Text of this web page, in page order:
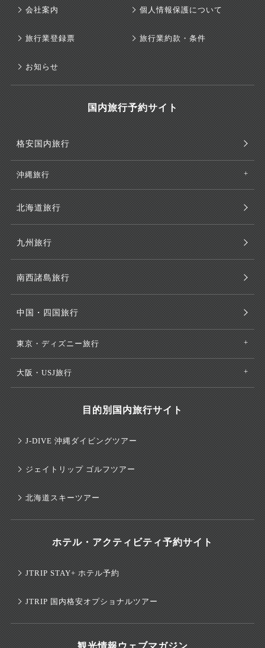
会社案内 個人情報保護について
旅行業登録票 旅行業約款・条件
お知らせ
国内旅行予約サイト
格安国内旅行
沖縄旅行
北海道旅行
九州旅行
南西諸島旅行
中国・四国旅行
東京・ディズニー旅行
大阪・USJ旅行
目的別国内旅行サイト
J-DIVE 沖縄ダイビングツアー
ジェイトリップ ゴルフツアー
北海道スキーツアー
ホテル・アクティビティ予約サイト
JTRIP STAY+ ホテル予約
JTRIP 国内格安オプショナルツアー
観光情報ウェブマガジン